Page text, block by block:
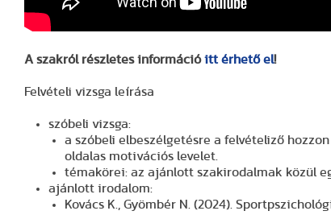
A szakról részletes információitt érhető el!
Felvételi vizsga leírása
szóbeli vizsga:
a szóbeli elbeszélgetésre a felvételiző
oldalas motivációs levelet.
témakörei: az ajánlott szakirodalmak közül
ajánlott irodalom:
Kovács K., Gyömbér N. (2024).